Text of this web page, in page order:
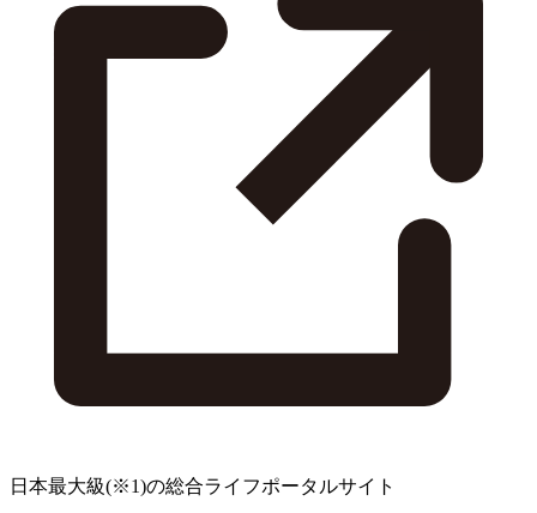
日本最大級(※1)の総合ライフポータルサイト